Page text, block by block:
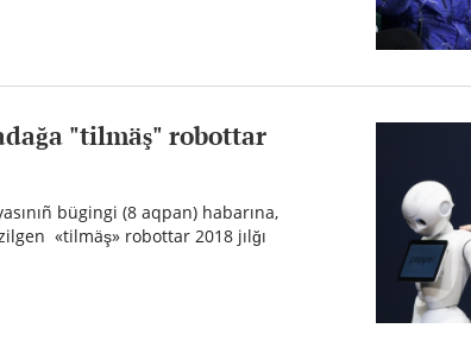
"tilmäş" robottar
bügingi (8 aqpan) habarına,
«tilmäş» robottar 2018 jılğı